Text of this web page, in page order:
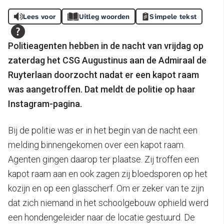
Lees voor Uitleg woorden Simpele tekst
Politieagenten hebben in de nacht van vrijdag op
zaterdag het CSG Augustinus aan de Admiraal de
Ruyterlaan doorzocht nadat er een kapot raam
was aangetroffen. Dat meldt de politie op haar
Instagram-pagina.
Bij de politie was er in het begin van de nacht een
melding binnengekomen over een kapot raam.
Agenten gingen daarop ter plaatse. Zij troffen een
kapot raam aan en ook zagen zij bloedsporen op het
kozijn en op een glasscherf. Om er zeker van te zijn
dat zich niemand in het schoolgebouw ophield werd
een hondengeleider naar de locatie gestuurd. De